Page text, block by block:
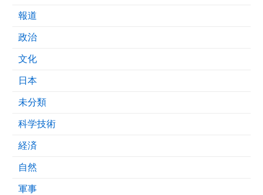
報道
政治
文化
日本
未分類
科学技術
経済
自然
軍事